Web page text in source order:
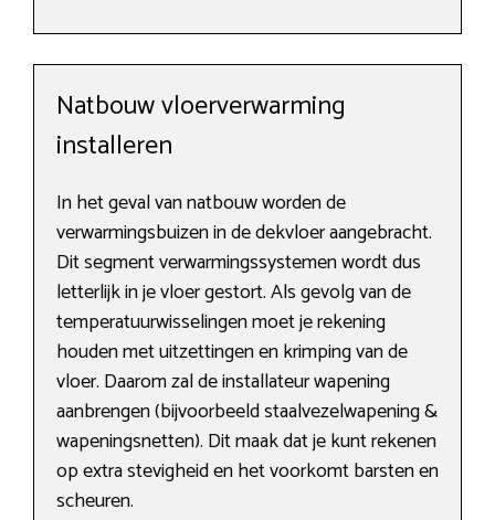
Natbouw vloerverwarming
installeren
In het geval van natbouw worden de
verwarmingsbuizen in de dekvloer aangebracht.
Dit segment verwarmingssystemen wordt dus
letterlijk in je vloer gestort. Als gevolg van de
temperatuurwisselingen moet je rekening
houden met uitzettingen en krimping van de
vloer. Daarom zal de installateur wapening
aanbrengen (bijvoorbeeld staalvezelwapening &
wapeningsnetten). Dit maak dat je kunt rekenen
op extra stevigheid en het voorkomt barsten en
scheuren.